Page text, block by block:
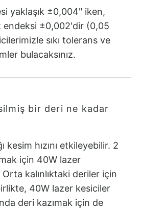
yaklaşık ±0,004" iken,
endeksi ±0,002'dir (0,05
sıkı tolerans ve
bulacaksınız.
bir deri ne kadar
kesim hızını etkileyebilir. 2
için 40W lazer
kalınlıktaki deriler için
40W lazer kesiciler
deri kazımak için de